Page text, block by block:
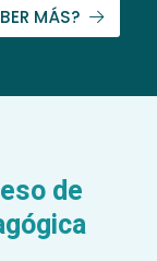
MÁS?
de